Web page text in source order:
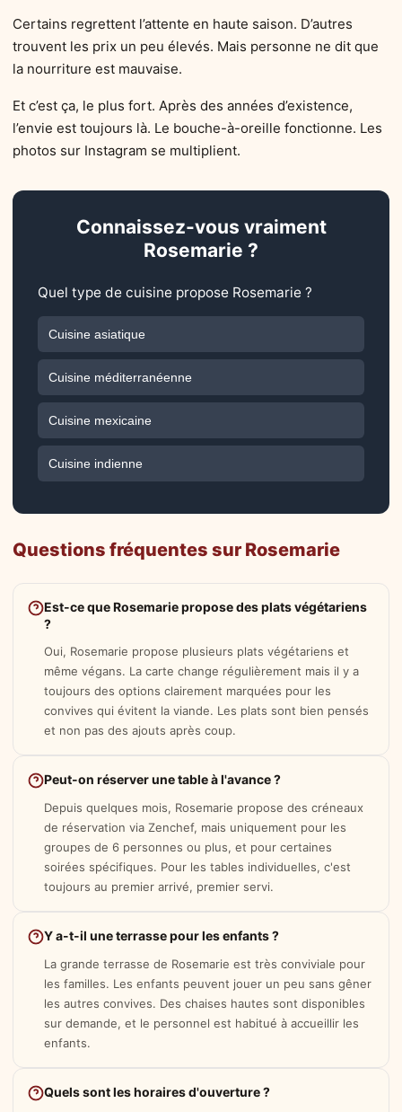
Certains regrettent l’attente en haute saison. D’autres
trouvent les prix un peu élevés. Mais personne ne dit que
la nourriture est mauvaise.
Et c’est ça, le plus fort. Après des années d’existence,
l’envie est toujours là. Le bouche-à-oreille fonctionne. Les
photos sur Instagram se multiplient.
Connaissez-vous vraiment
Rosemarie ?
Quel type de cuisine propose Rosemarie ?
Cuisine asiatique
Cuisine méditerranéenne
Cuisine mexicaine
Cuisine indienne
Questions fréquentes sur Rosemarie
Est-ce que Rosemarie propose des plats végétariens
?
Oui, Rosemarie propose plusieurs plats végétariens et
même végans. La carte change régulièrement mais il y a
toujours des options clairement marquées pour les
convives qui évitent la viande. Les plats sont bien pensés
et non pas des ajouts après coup.
Peut-on réserver une table à l'avance ?
Depuis quelques mois, Rosemarie propose des créneaux
de réservation via Zenchef, mais uniquement pour les
groupes de 6 personnes ou plus, et pour certaines
soirées spécifiques. Pour les tables individuelles, c'est
toujours au premier arrivé, premier servi.
Y a-t-il une terrasse pour les enfants ?
La grande terrasse de Rosemarie est très conviviale pour
les familles. Les enfants peuvent jouer un peu sans gêner
les autres convives. Des chaises hautes sont disponibles
sur demande, et le personnel est habitué à accueillir les
enfants.
Quels sont les horaires d'ouverture ?